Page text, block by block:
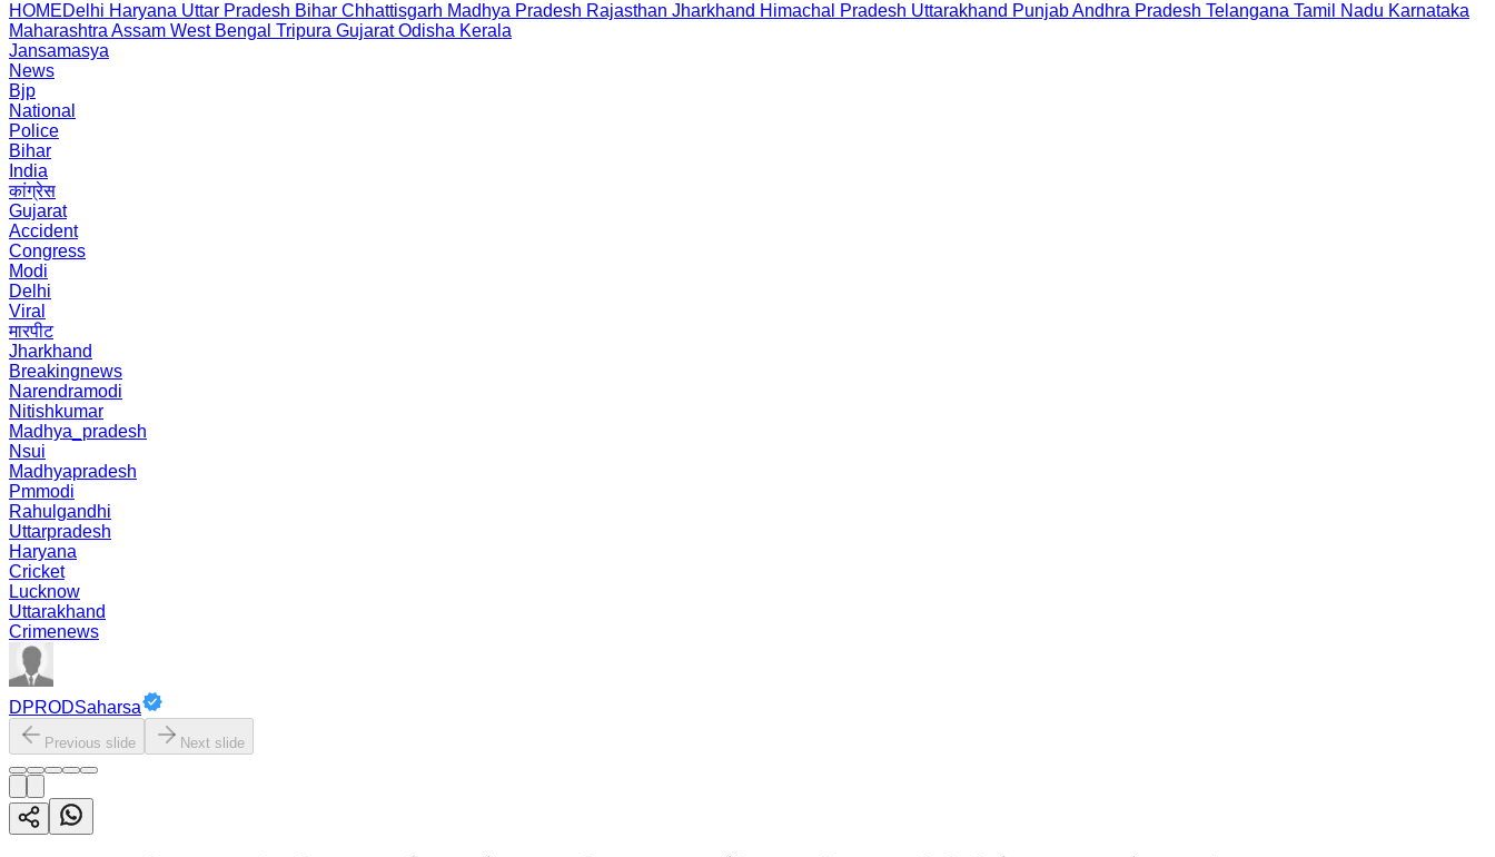
HOMEDelhi Haryana Uttar Pradesh Bihar Chhattisgarh Madhya Pradesh Rajasthan Jharkhand Himachal Pradesh Uttarakhand PunjabAndhra Pradesh Telangana Tamil Nadu Karnataka
Maharashtra Assam West Bengal Tripura Gujarat Odisha Kerala
Jansamasya
News
Bjp
National
Police
Bihar
India
कांग्रेस
Gujarat
Accident
Congress
Modi
Delhi
Viral
मारपीट
Jharkhand
Breakingnews
Narendramodi
Nitishkumar
Madhya_pradesh
Nsui
Madhyapradesh
Pmmodi
Rahulgandhi
Uttarpradesh
Haryana
Cricket
Lucknow
Uttarakhand
Crimenews
DPRODSaharsa
Previous slide Next slide